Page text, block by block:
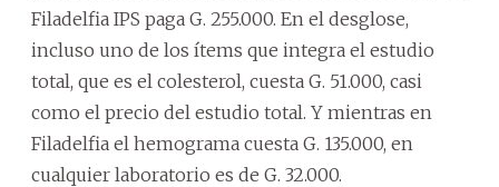
Filadelfia IPS paga G. 255.000. En el desglose,
incluso uno de los ítems que integra el estudio
total, que es el colesterol, cuesta G. 51.000, casi
como el precio del estudio total. Y mientras en
Filadelfia el hemograma cuesta G. 135.000, en
cualquier laboratorio es de G. 32.000.